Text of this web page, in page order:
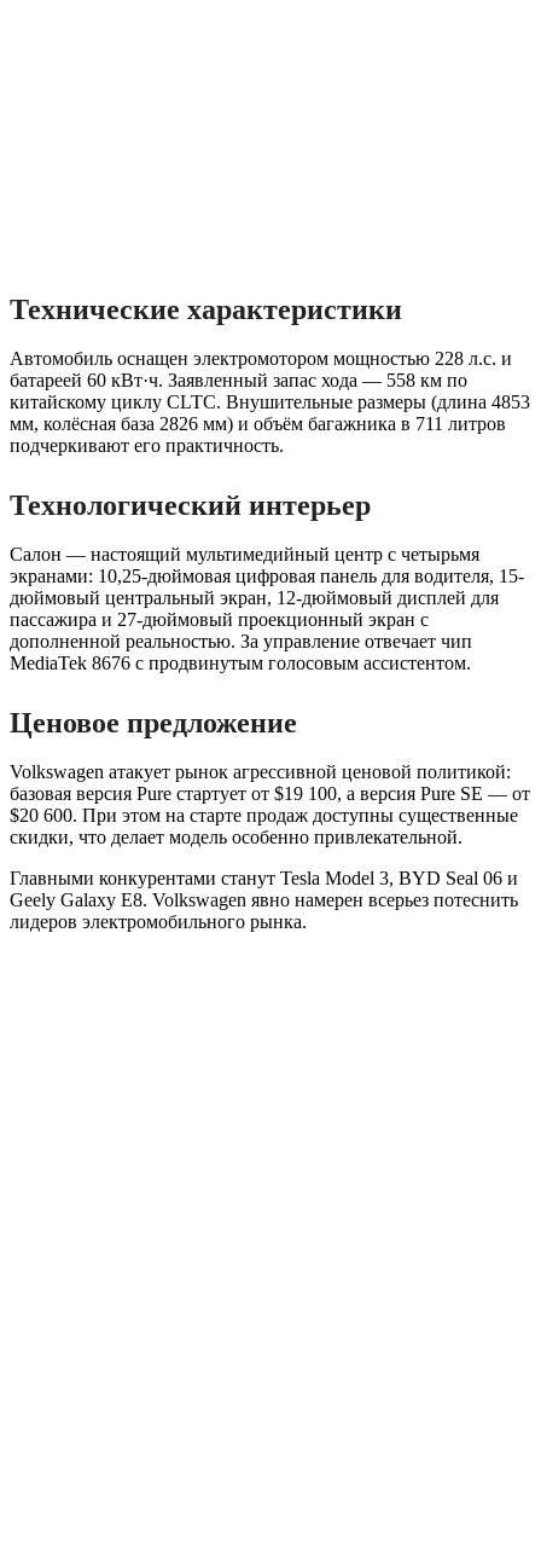
Технические характеристики
Автомобиль оснащен электромотором мощностью 228 л.с. и
батареей 60 кВт·ч. Заявленный запас хода — 558 км по
китайскому циклу CLTC. Внушительные размеры (длина 4853
мм, колёсная база 2826 мм) и объём багажника в 711 литров
подчеркивают его практичность.
Технологический интерьер
Салон — настоящий мультимедийный центр с четырьмя
экранами: 10,25-дюймовая цифровая панель для водителя, 15-
дюймовый центральный экран, 12-дюймовый дисплей для
пассажира и 27-дюймовый проекционный экран с
дополненной реальностью. За управление отвечает чип
MediaTek 8676 с продвинутым голосовым ассистентом.
Ценовое предложение
Volkswagen атакует рынок агрессивной ценовой политикой:
базовая версия Pure стартует от $19 100, а версия Pure SE — от
$20 600. При этом на старте продаж доступны существенные
скидки, что делает модель особенно привлекательной.
Главными конкурентами станут Tesla Model 3, BYD Seal 06 и
Geely Galaxy E8. Volkswagen явно намерен всерьез потеснить
лидеров электромобильного рынка.